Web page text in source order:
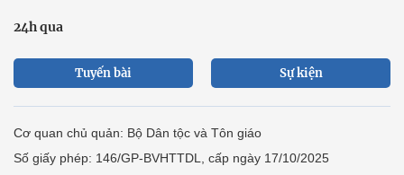
24h qua
Tuyến bài Sự kiện
Cơ quan chủ quản: Bộ Dân tộc và Tôn giáo
Số giấy phép: 146/GP-BVHTTDL, cấp ngày 17/10/2025